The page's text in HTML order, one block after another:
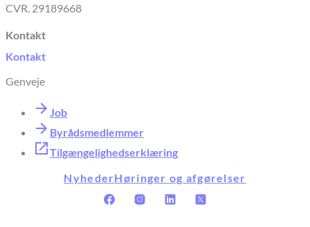
CVR. 29189668
Kontakt
Kontakt
Genveje
Job
Byrådsmedlemmer
Tilgængelighedserklæring
NyhederHøringer og afgørelser